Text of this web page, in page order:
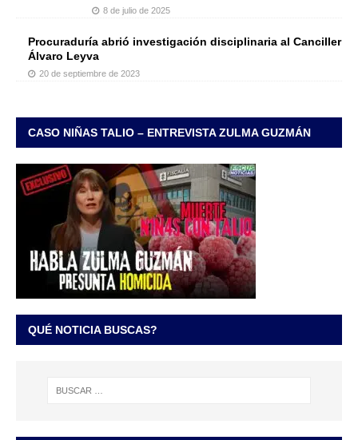
8 de julio de 2025
Procuraduría abrió investigación disciplinaria al Canciller
Álvaro Leyva
20 de septiembre de 2023
CASO NIÑAS TALIO – ENTREVISTA ZULMA GUZMÁN
QUÉ NOTICIA BUSCAS?